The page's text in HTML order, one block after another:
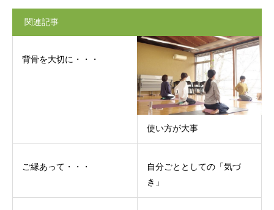
関連記事
背骨を大切に・・・
使い方が大事
ご縁あって・・・
自分ごととしての「気づ
き」